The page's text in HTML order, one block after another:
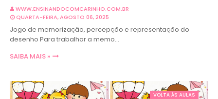
WWW.ENSINANDOCOMCARINHO.COM.BR
QUARTA-FEIRA, AGOSTO 06, 2025
Jogo de memorização, percepção e representação do
desenho Para trabalhar a memo…
SAIBA MAIS »
VOLTA ÀS AULAS